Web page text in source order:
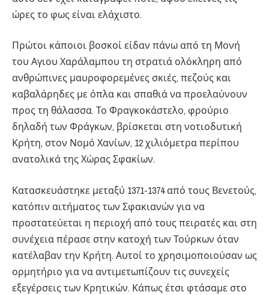
ώρες το φως είναι ελάχιστο.
Πρώτοι κάποιοι βοσκοί είδαν πάνω από τη Μονή
του Αγιου Χαράλαμπου τη στρατιά ολόκληρη από
ανθρώπινες μαυροφορεμένες σκιές, πεζούς και
καβαλάρηδες με όπλα και σπαθιά να προελαύνουν
προς τη θάλασσα. Το Φραγκοκάστελο, φρούριο
δηλαδή των Φράγκων, βρίσκεται στη νοτιοδυτική
Κρήτη, στον Νομό Χανίων, 12 χιλιόμετρα περίπου
ανατολικά της Χώρας Σφακίων.
Κατασκευάστηκε μεταξύ 1371-1374 από τους Βενετούς,
κατόπιν αιτήματος των Σφακιανών για να
προστατεύεται η περιοχή από τους πειρατές και στη
συνέχεια πέρασε στην κατοχή των Τούρκων όταν
κατέλαβαν την Κρήτη. Αυτοί το χρησιμοποιούσαν ως
ορμητήριο για να αντιμετωπίζουν τις συνεχείς
εξεγέρσεις των Κρητικών. Κάπως έτσι φτάσαμε στο